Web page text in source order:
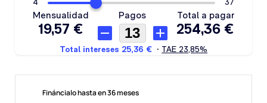
Fináncialo hasta en 36 meses